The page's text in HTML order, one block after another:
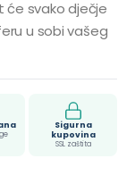
će svako dječje
u sobi vašeg
Sigurna
kupovina
SSL zaštita